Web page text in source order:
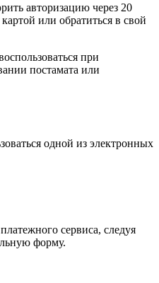
авторизацию через 20
или обратиться в свой
при
постамата или
одной из электронных
сервиса, следуя
форму.